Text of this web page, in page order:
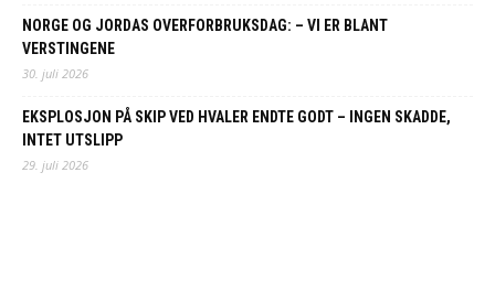
NORGE OG JORDAS OVERFORBRUKSDAG: – VI ER BLANT
VERSTINGENE
30. juli 2026
EKSPLOSJON PÅ SKIP VED HVALER ENDTE GODT – INGEN SKADDE,
INTET UTSLIPP
29. juli 2026